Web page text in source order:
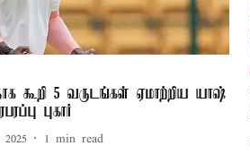
கூறி 5 வருடங்கள் ஏமாற்றிய யாஷ்
புகார்
1 min read